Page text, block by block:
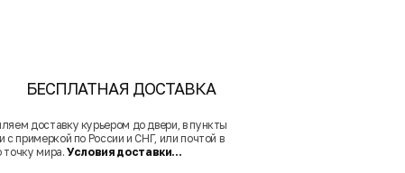
БЕСПЛАТНАЯ ДОСТАВКА
доставку курьером до двери, в пункты
с примеркой по России и СНГ, или почтой в
точку мира.Условия доставки...